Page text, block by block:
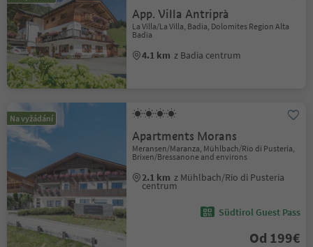
App. Villa Antriprà
La Villa/La Villa, Badia, Dolomites Region Alta
Badia
4.1 km z Badia centrum
Na vyžádání
Apartments Morans
Meransen/Maranza, Mühlbach/Rio di Pusteria,
Brixen/Bressanone and environs
2.1 km z Mühlbach/Rio di Pusteria
centrum
Südtirol Guest Pass
Od 199€